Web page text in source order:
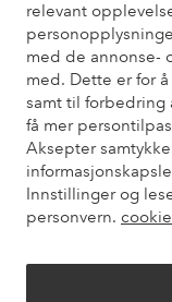
relevant
med de annonse-
med. Dette er for
samt til forbedring
få mer
Aksepter
Innstillinger og
personvern.
elpy
Facebook